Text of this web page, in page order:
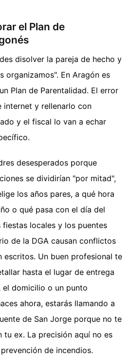
el Plan de
disolver la pareja de hecho y
organizamos". En Aragón es
Plan de Parentalidad. El error
internet y rellenarlo con
y el fiscal lo van a echar
desesperados porque
se dividirían "por mitad",
los años pares, a qué hora
o qué pasa con el día del
fiestas locales y los puentes
de la DGA causan conflictos
escritos. Un buen profesional te
hasta el lugar de entrega
domicilio o un punto
ahora, estarás llamando a
de San Jorge porque no te
tu ex. La precisión aquí no es
de incendios.